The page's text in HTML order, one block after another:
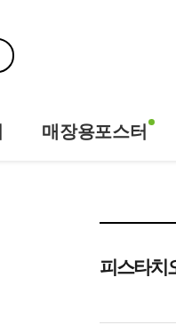
매장용포스터
피스타치